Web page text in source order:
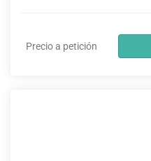
Precio a petición